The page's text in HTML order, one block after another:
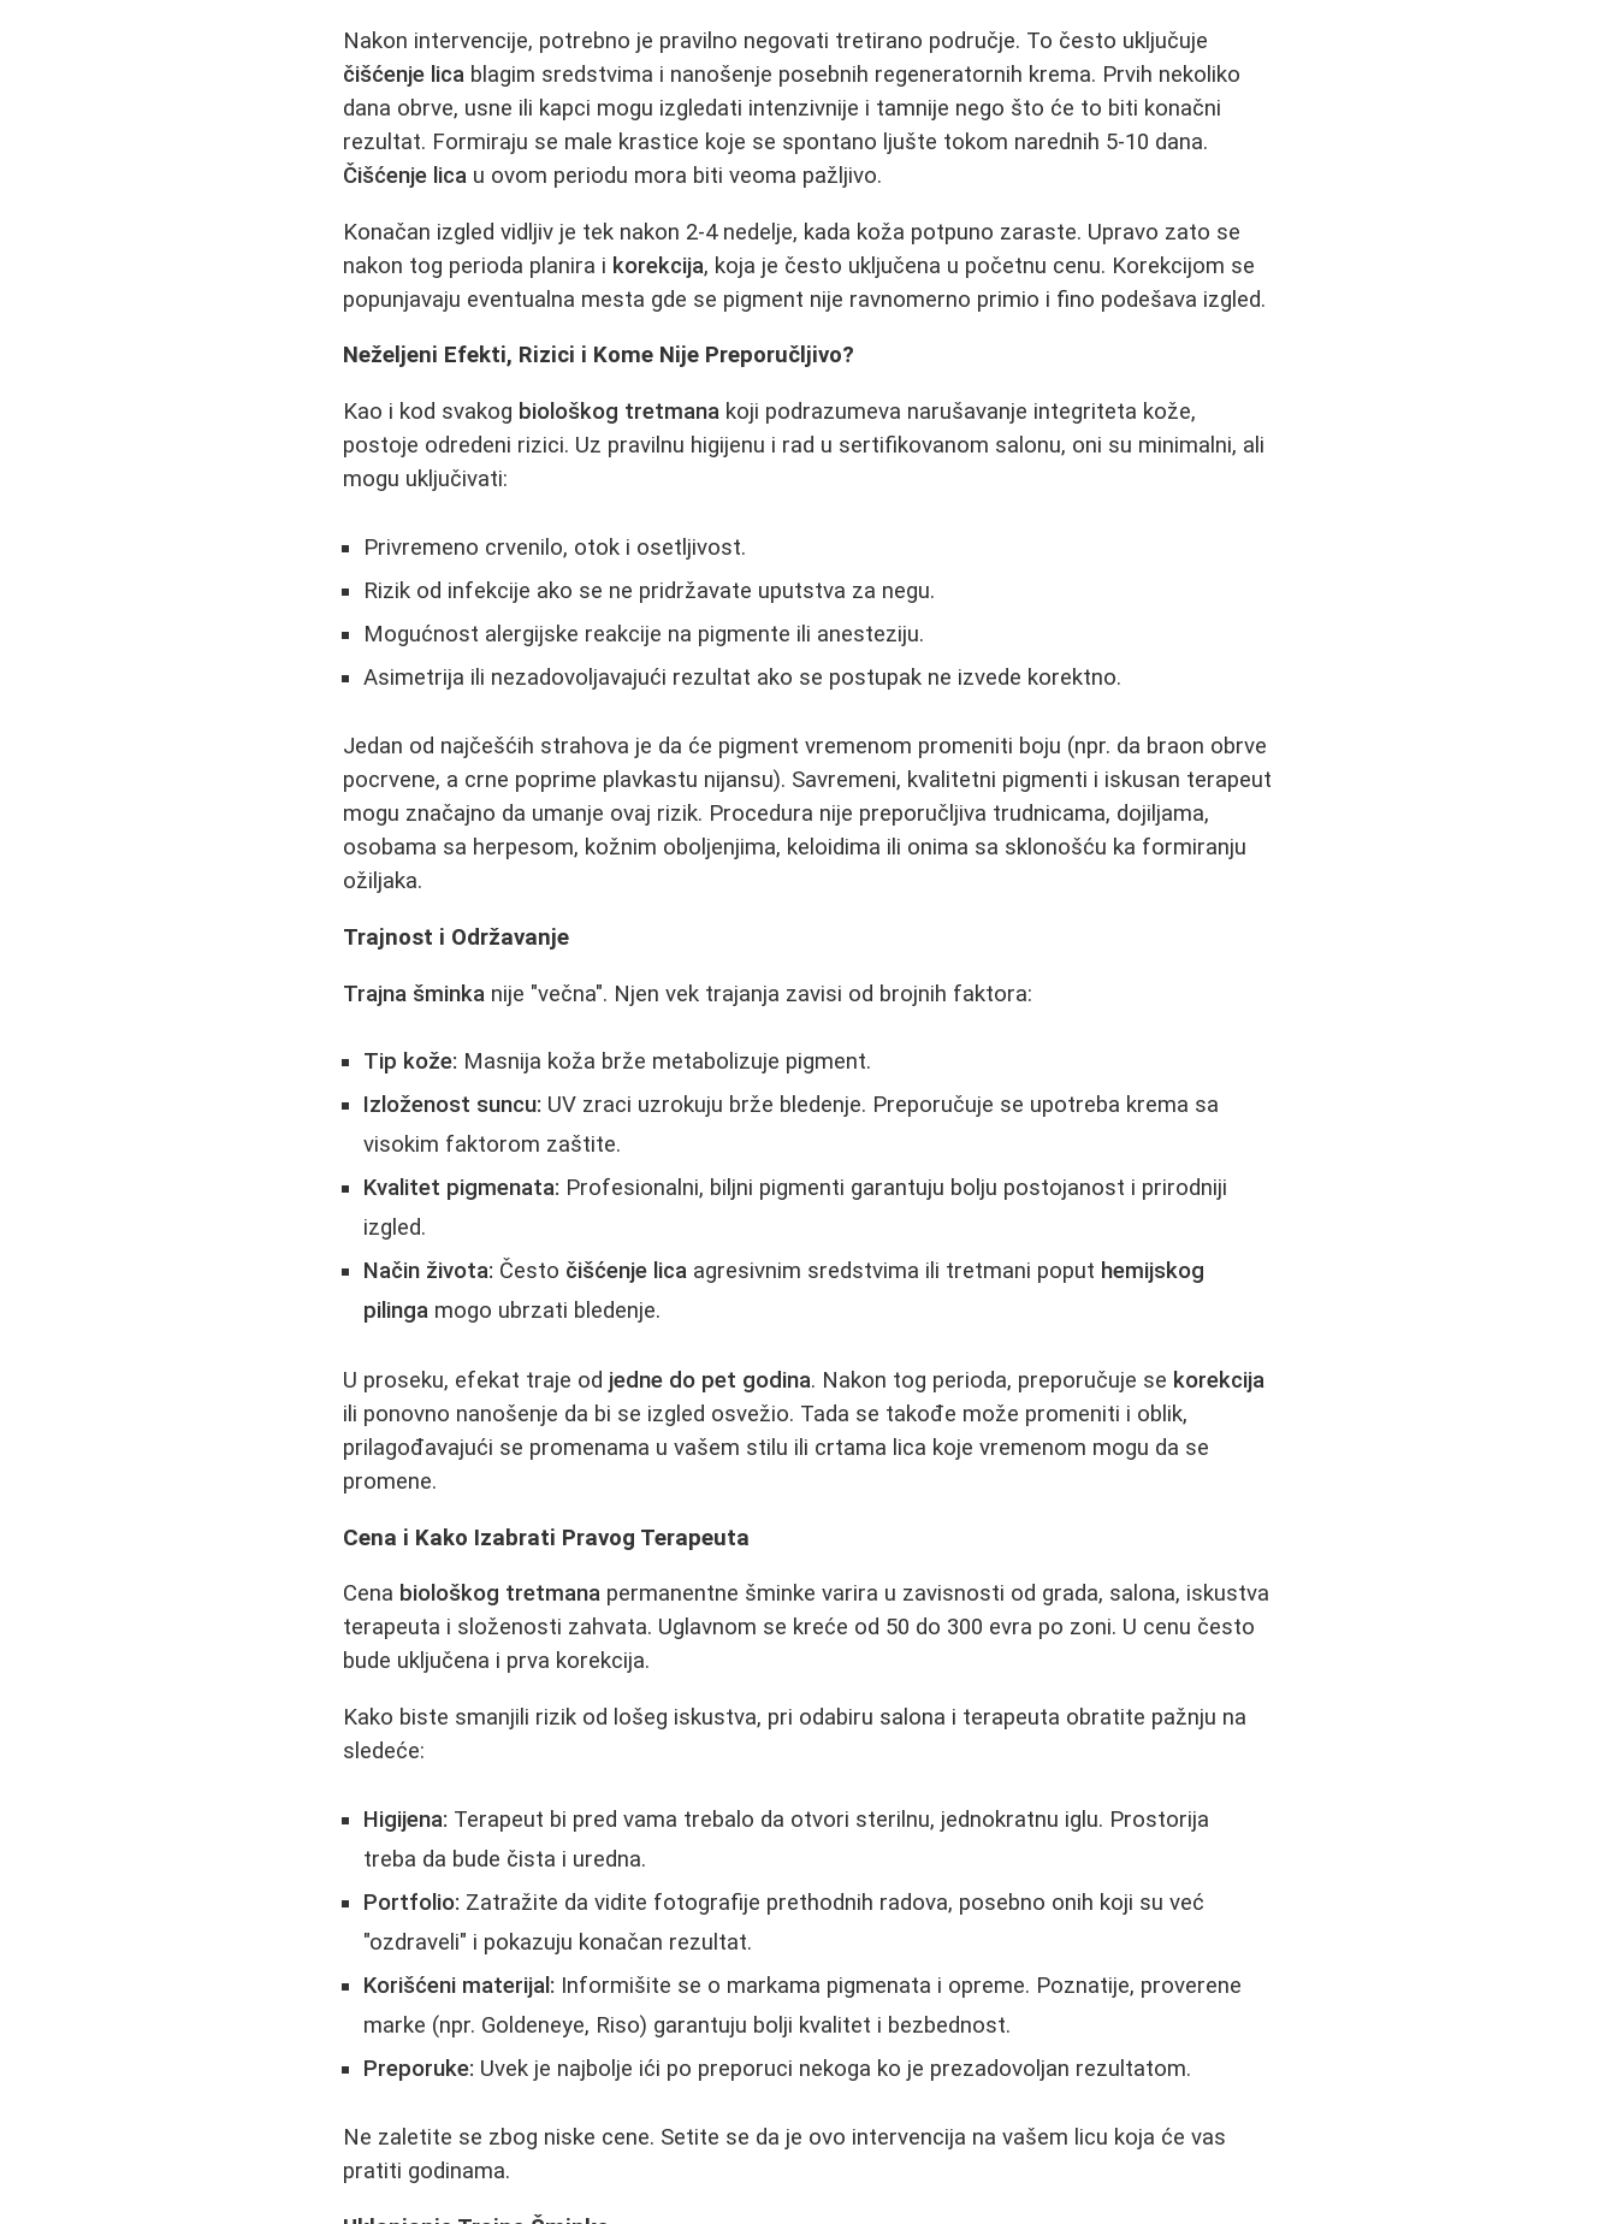
Nakon intervencije, potrebno je pravilno negovati tretirano područje. To često uključuje
čišćenje lica blagim sredstvima i nanošenje posebnih regeneratornih krema. Prvih nekoliko
dana obrve, usne ili kapci mogu izgledati intenzivnije i tamnije nego što će to biti konačni
rezultat. Formiraju se male krastice koje se spontano ljušte tokom narednih 5-10 dana.
Čišćenje lica u ovom periodu mora biti veoma pažljivo.
Konačan izgled vidljiv je tek nakon 2-4 nedelje, kada koža potpuno zaraste. Upravo zato se
nakon tog perioda planira i korekcija, koja je često uključena u početnu cenu. Korekcijom se
popunjavaju eventualna mesta gde se pigment nije ravnomerno primio i fino podešava izgled.
Neželjeni Efekti, Rizici i Kome Nije Preporučljivo?
Kao i kod svakog biološkog tretmana koji podrazumeva narušavanje integriteta kože,
postoje odredeni rizici. Uz pravilnu higijenu i rad u sertifikovanom salonu, oni su minimalni, ali
mogu uključivati:
Privremeno crvenilo, otok i osetljivost.
Rizik od infekcije ako se ne pridržavate uputstva za negu.
Mogućnost alergijske reakcije na pigmente ili anesteziju.
Asimetrija ili nezadovoljavajući rezultat ako se postupak ne izvede korektno.
Jedan od najčešćih strahova je da će pigment vremenom promeniti boju (npr. da braon obrve
pocrvene, a crne poprime plavkastu nijansu). Savremeni, kvalitetni pigmenti i iskusan terapeut
mogu značajno da umanje ovaj rizik. Procedura nije preporučljiva trudnicama, dojiljama,
osobama sa herpesom, kožnim oboljenjima, keloidima ili onima sa sklonošću ka formiranju
ožiljaka.
Trajnost i Održavanje
Trajna šminka nije "večna". Njen vek trajanja zavisi od brojnih faktora:
Tip kože: Masnija koža brže metabolizuje pigment.
Izloženost suncu: UV zraci uzrokuju brže bledenje. Preporučuje se upotreba krema sa
visokim faktorom zaštite.
Kvalitet pigmenata: Profesionalni, biljni pigmenti garantuju bolju postojanost i prirodniji
izgled.
Način života: Često čišćenje lica agresivnim sredstvima ili tretmani poput hemijskog
pilinga mogo ubrzati bledenje.
U proseku, efekat traje od jedne do pet godina. Nakon tog perioda, preporučuje se korekcija
ili ponovno nanošenje da bi se izgled osvežio. Tada se takođe može promeniti i oblik,
prilagođavajući se promenama u vašem stilu ili crtama lica koje vremenom mogu da se
promene.
Cena i Kako Izabrati Pravog Terapeuta
Cena biološkog tretmana permanentne šminke varira u zavisnosti od grada, salona, iskustva
terapeuta i složenosti zahvata. Uglavnom se kreće od 50 do 300 evra po zoni. U cenu često
bude uključena i prva korekcija.
Kako biste smanjili rizik od lošeg iskustva, pri odabiru salona i terapeuta obratite pažnju na
sledeće:
Higijena: Terapeut bi pred vama trebalo da otvori sterilnu, jednokratnu iglu. Prostorija
treba da bude čista i uredna.
Portfolio: Zatražite da vidite fotografije prethodnih radova, posebno onih koji su već
"ozdraveli" i pokazuju konačan rezultat.
Korišćeni materijal: Informišite se o markama pigmenata i opreme. Poznatije, proverene
marke (npr. Goldeneye, Riso) garantuju bolji kvalitet i bezbednost.
Preporuke: Uvek je najbolje ići po preporuci nekoga ko je prezadovoljan rezultatom.
Ne zaletite se zbog niske cene. Setite se da je ovo intervencija na vašem licu koja će vas
pratiti godinama.